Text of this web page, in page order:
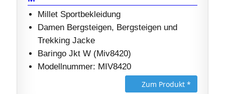
Millet Sportbekleidung
Damen Bergsteigen, Bergsteigen und
Trekking Jacke
Baringo Jkt W (Miv8420)
Modellnummer: MIV8420
Zum Produkt *